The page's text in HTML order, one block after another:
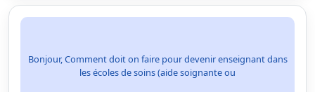
Bonjour, Comment doit on faire pour devenir enseignant dans
les écoles de soins (aide soignante ou